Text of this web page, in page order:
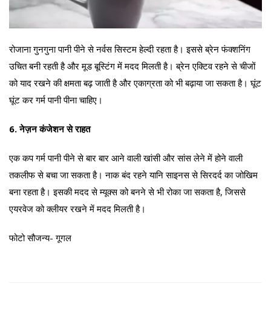
रोजाना गुनगुना पानी पीने से नर्वस सिस्टम हेल्दी रहता है। इससे ब्रेन फंक्शनिंग
उचित बनी रहती है और मूड बूस्टिंग में मदद मिलती है। ब्रेन एक्टिव रहने से चीजों
को याद रखने की क्षमता बढ़ जाती है और एकाग्रता को भी बढ़ाया जा सकता है। घूंट
घूंट कर गर्म पानी पीना चाहिए।
6. नेज़न कंजेशन से राहत
एक कप गर्म पानी पीने से बार बार आने वाली खांसी और सांस लेने में होने वाली
तकलीफ से बचा जा सकता है। नाक बंद रहने यानि साइनस से सिरदर्द का जोखिम
बना रहता है। इसकी मदद से म्यूक्स को बनने से भी रोका जा सकता है, जिससे
एयरवेज को क्लीयर रखने में मदद मिलती है।
फोटो सौजन्य- गूगल